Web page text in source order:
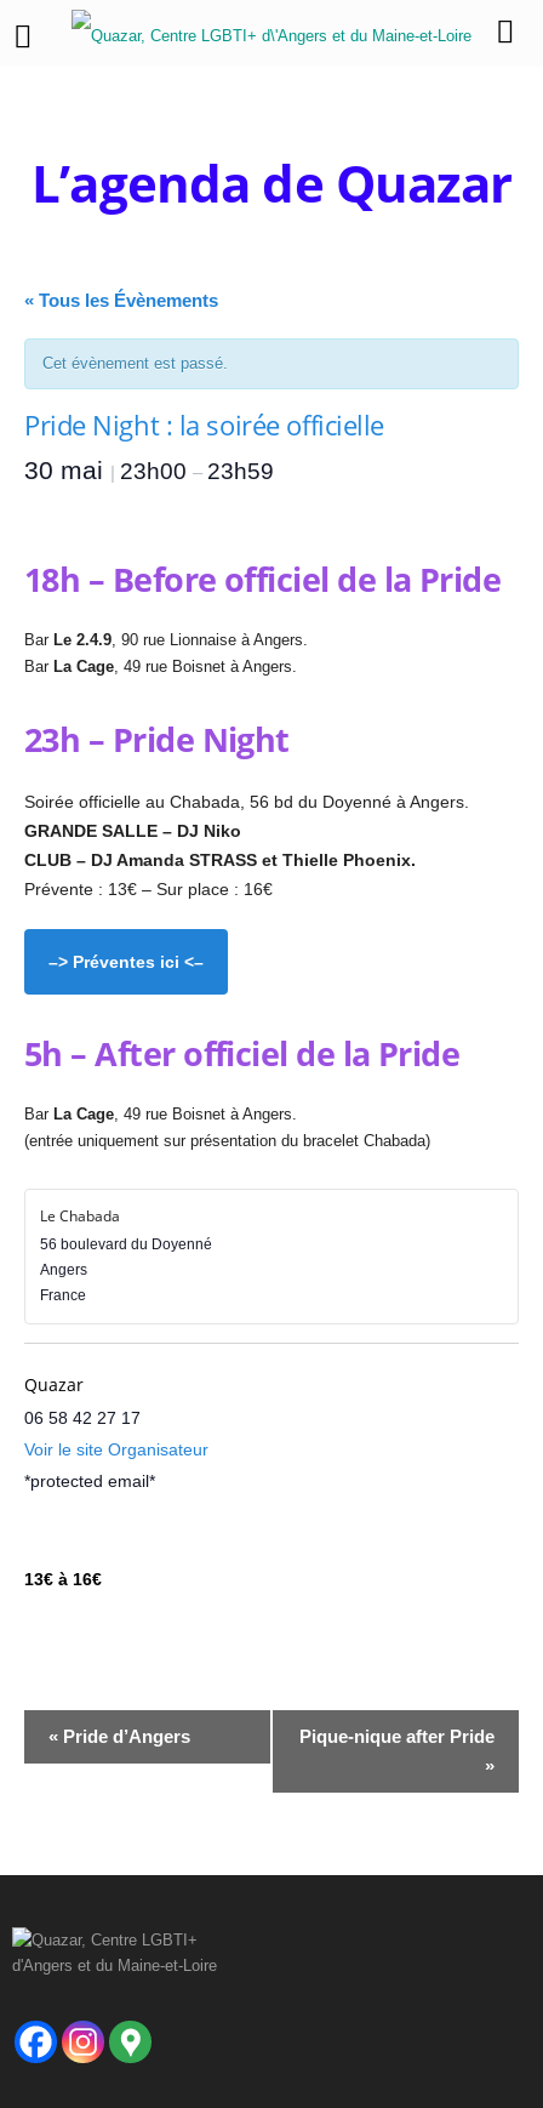
L’agenda de Quazar
« Tous les Évènements
Cet évènement est passé.
Pride Night : la soirée officielle
30 mai | 23h00 – 23h59
18h – Before officiel de la Pride
Bar Le 2.4.9, 90 rue Lionnaise à Angers.
Bar La Cage, 49 rue Boisnet à Angers.
23h – Pride Night
Soirée officielle au Chabada, 56 bd du Doyenné à Angers.
GRANDE SALLE – DJ Niko
CLUB – DJ Amanda STRASS et Thielle Phoenix.
Prévente : 13€ – Sur place : 16€
–> Préventes ici <–
5h – After officiel de la Pride
Bar La Cage, 49 rue Boisnet à Angers.
(entrée uniquement sur présentation du bracelet Chabada)
Le Chabada
56 boulevard du Doyenné
Angers
France
Quazar
06 58 42 27 17
Voir le site Organisateur
*protected email*
13€ à 16€
a
g
t
i
o
n
« Pride d’Angers
Pique-nique after Pride
»